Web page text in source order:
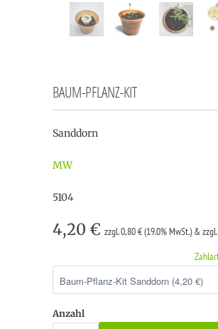
BAUM-PFLANZ-KIT
Sanddorn
MW
5104
4,20 € zzgl. 0,80 € (19.0% MwSt.) &
Anzahl